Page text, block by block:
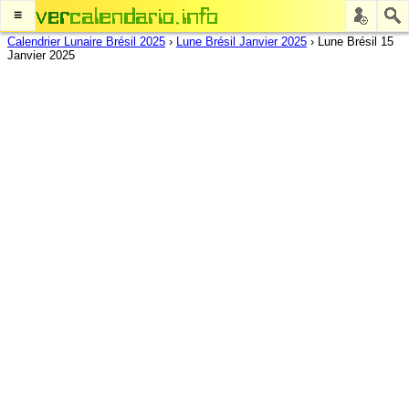
≡
Calendrier Lunaire Brésil 2025 › Lune Brésil Janvier 2025 › Lune Brésil 15
Janvier 2025